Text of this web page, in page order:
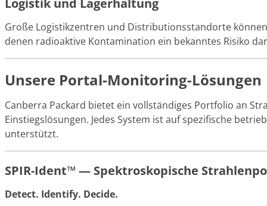
Große Logistikzentren und Distributionsstandorte
denen radioaktive Kontamination ein bekanntes Risiko
Unsere Portal-Monitoring-Lösungen
Canberra Packard bietet ein vollständiges Portfolio an
Einstiegslösungen. Jedes System ist auf spezifische
unterstützt.
SPIR-Ident™ — Spektroskopische
Detect. Identify. Decide.